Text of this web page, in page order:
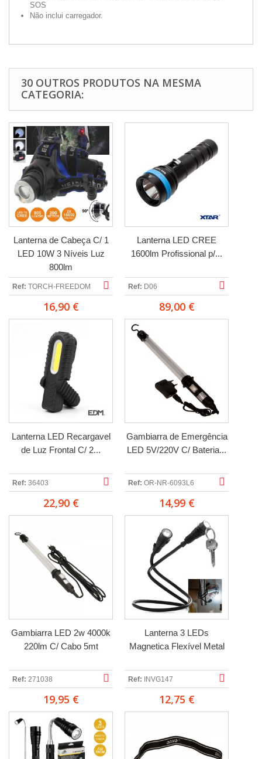
SOS
Não inclui carregador.
30 OUTROS PRODUTOS NA MESMA
CATEGORIA:
Lanterna de Cabeça C/ 1
LED 10W 3 Níveis Luz
800lm
Ref: TORCH-FREEDOM
16,90 €
Lanterna LED CREE
1600lm Profissional p/...
Ref: D06
89,00 €
Lanterna LED Recargavel
de Luz Frontal C/ 2...
Ref: 36403
22,90 €
Gambiarra de Emergência
LED 5V/220V C/ Bateria...
Ref: OR-NR-6093L6
14,99 €
Gambiarra LED 2w 4000k
220lm C/ Cabo 5mt
Ref: 271038
19,95 €
Lanterna 3 LEDs
Magnetica Flexível Metal
Ref: INVG147
12,75 €